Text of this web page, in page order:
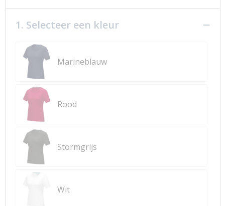
1. Selecteer een kleur
Marineblauw
Rood
Stormgrijs
Wit